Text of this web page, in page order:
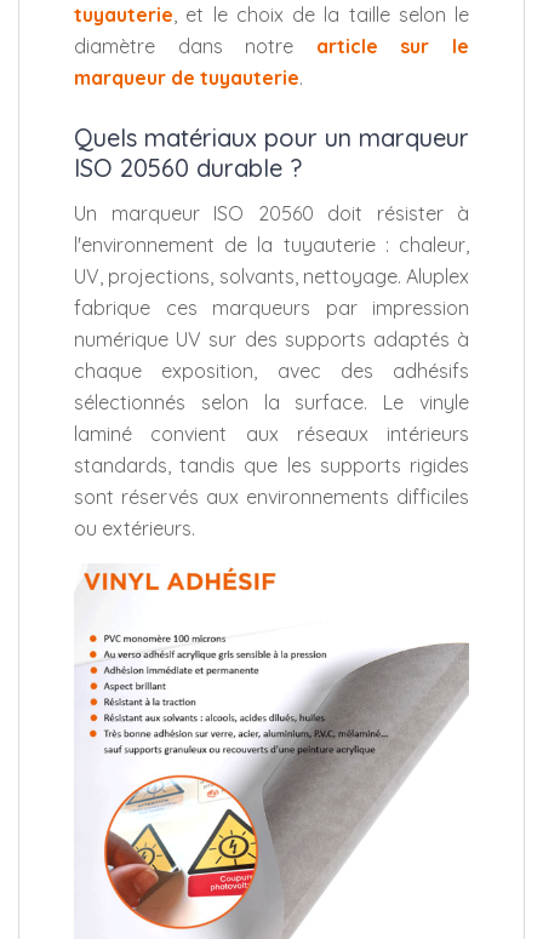
tuyauterie , et le choix de la taille selon le
diamètre dans notre article sur le
marqueur de tuyauterie.
Quels matériaux pour un marqueur
ISO 20560 durable ?
Un marqueur ISO 20560 doit résister à
l'environnement de la tuyauterie : chaleur,
UV, projections, solvants, nettoyage. Aluplex
fabrique ces marqueurs par impression
numérique UV sur des supports adaptés à
chaque exposition, avec des adhésifs
sélectionnés selon la surface. Le vinyle
laminé convient aux réseaux intérieurs
standards, tandis que les supports rigides
sont réservés aux environnements difficiles
ou extérieurs.